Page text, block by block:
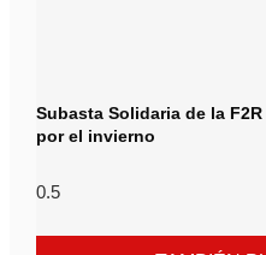
Subasta Solidaria de la
por el invierno